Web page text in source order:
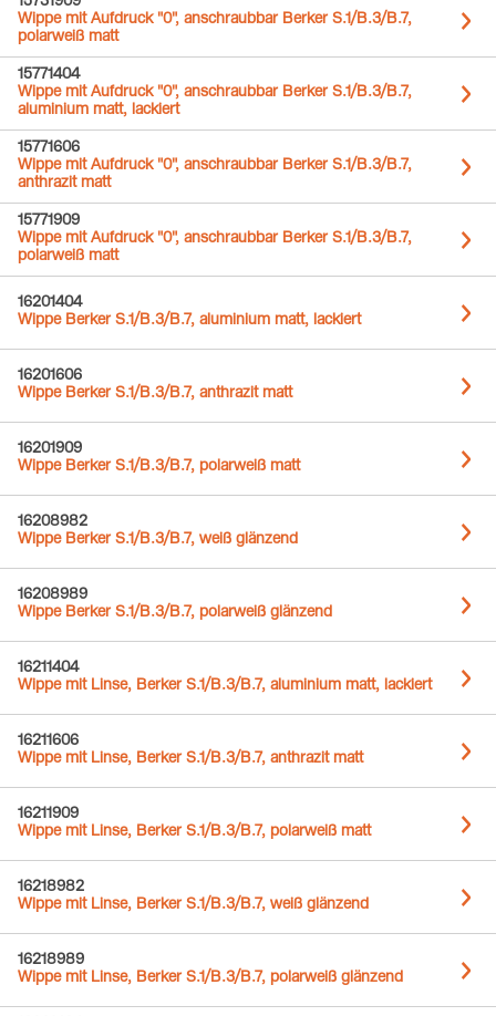
Wippe mit Aufdruck "0", anschraubbar Berker S.1/B.3/B.7,
polarweiß matt
15771404
Wippe mit Aufdruck "0", anschraubbar Berker S.1/B.3/B.7,
aluminium matt, lackiert
15771606
Wippe mit Aufdruck "0", anschraubbar Berker S.1/B.3/B.7,
anthrazit matt
15771909
Wippe mit Aufdruck "0", anschraubbar Berker S.1/B.3/B.7,
polarweiß matt
16201404
Wippe Berker S.1/B.3/B.7, aluminium matt, lackiert
16201606
Wippe Berker S.1/B.3/B.7, anthrazit matt
16201909
Wippe Berker S.1/B.3/B.7, polarweiß matt
16208982
Wippe Berker S.1/B.3/B.7, weiß glänzend
16208989
Wippe Berker S.1/B.3/B.7, polarweiß glänzend
16211404
Wippe mit Linse, Berker S.1/B.3/B.7, aluminium matt, lackiert
16211606
Wippe mit Linse, Berker S.1/B.3/B.7, anthrazit matt
16211909
Wippe mit Linse, Berker S.1/B.3/B.7, polarweiß matt
16218982
Wippe mit Linse, Berker S.1/B.3/B.7, weiß glänzend
16218989
Wippe mit Linse, Berker S.1/B.3/B.7, polarweiß glänzend